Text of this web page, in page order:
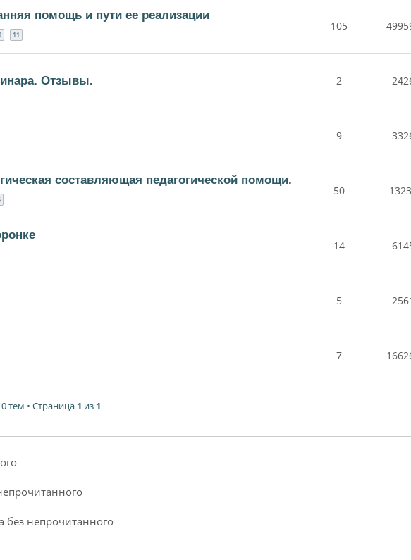
помощь и пути ее реализации
11
105
Отзывы. 2
9
составляющая педагогической помощи.
50
14
5
7
тем • Страница 1 из 1
без непрочитанного